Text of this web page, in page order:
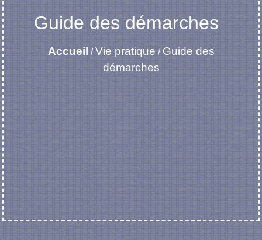
Guide des démarches
Accueil /Vie pratique / Guide des
démarches